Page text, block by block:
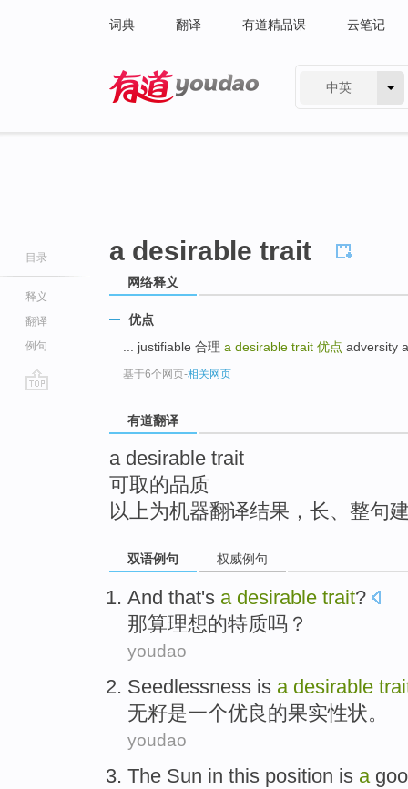
词典 翻译 有道精品课 云笔记
中英
目录
释义
翻译
例句
a desirable trait
网络释义
优点
... justifiable 合理 a desirable trait 优点 adversity
基于6个网页-相关网页
有道翻译
a desirable trait
可取的品质
以上为机器翻译结果，长、整句
双语例句 权威例句
And that's a desirable trait?
那算理想的特质吗？
youdao
Seedlessness is a desirable
无籽是一个优良的果实性状。
youdao
The Sun in this position is a